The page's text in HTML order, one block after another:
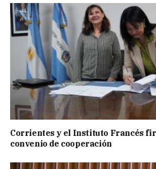
Corrientes y el Instituto Francés
convenio de cooperación